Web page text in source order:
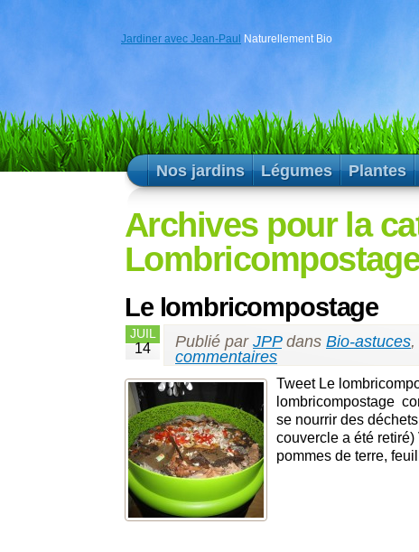
Jardiner avec Jean-Paul Naturellement Bio
Nos jardins Légumes Plantes
Archives pour la
Le lombricompostage
JUIL
14 Publié par JPPdans Bio-astuces,
commentaires
Tweet Le
lombricompostage
se nourrir des
couvercle a été
pommes de terre,